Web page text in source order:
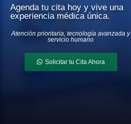
Agenda tu cita hoy y vive una
experiencia médica única.
Atención prioritaria, tecnología avanzada y
servicio humano
Solicitar tu Cita Ahora